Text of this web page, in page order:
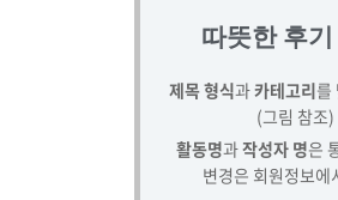
따뜻한 후기
제목 형식과카테고리를
(그림 참조)
활동명과작성자 명은
변경은 회원정보에